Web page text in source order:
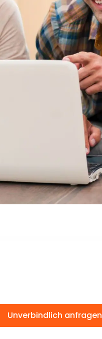
Unverbindlich anfragen